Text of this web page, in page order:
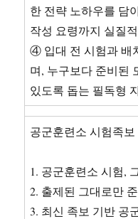
한 전략 노하우를 담
작성 요령까지 실질
④ 입대 전 시험과 배
며, 누구보다 준비된
있도록 돕는 필독형
공군훈련소 시험족
1. 공군훈련소 시험,
2. 출제된 그대로만
3. 최신 족보 기반 공